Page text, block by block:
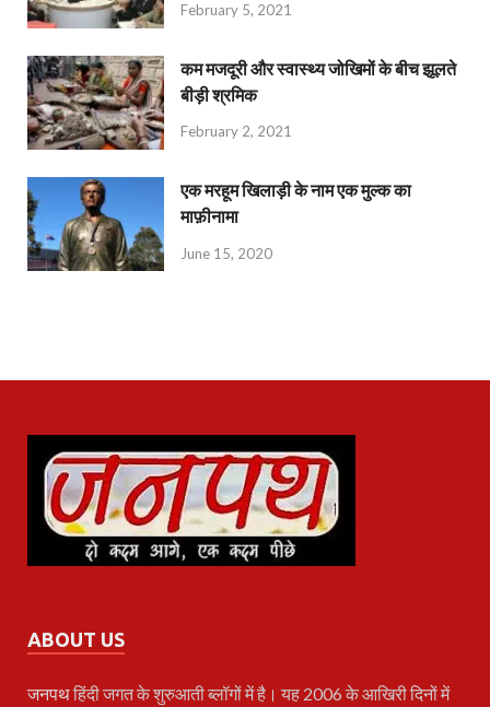
February 5, 2021
कम मजदूरी और स्वास्थ्य जोखिमों के बीच झूलते
बीड़ी श्रमिक
February 2, 2021
एक मरहूम खिलाड़ी के नाम एक मुल्क का
माफ़ीनामा
June 15, 2020
ABOUT US
जनपथहिंदी जगत के शुरुआती ब्लॉगों में है। यह 2006 के आखिरी दिनों में